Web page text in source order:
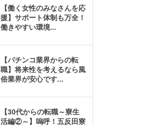
【働く女性のみなさんを応
援】サポート体制も万全！
働きやすい環境...
【パチンコ業界からの転
職】将来性を考えるなら風
俗業界が安心です...
【30代からの転職～寮生
活編②～】嗚呼！五反田寮